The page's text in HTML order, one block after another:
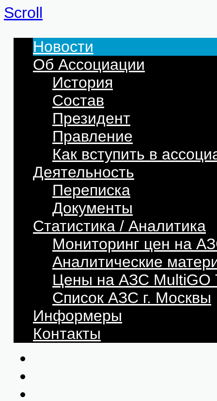
Scroll
Новости
Об Ассоциации
История
Состав
Президент
Правление
Как вступить в
Деятельность
Переписка
Документы
Статистика / Аналитика
Мониторинг цен на
Аналитические
Цены на АЗС
Список АЗС г. Москвы
Информеры
Контакты